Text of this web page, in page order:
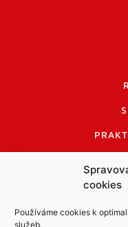
cookies
Používáme cookies k
služeb.
INFORMACE